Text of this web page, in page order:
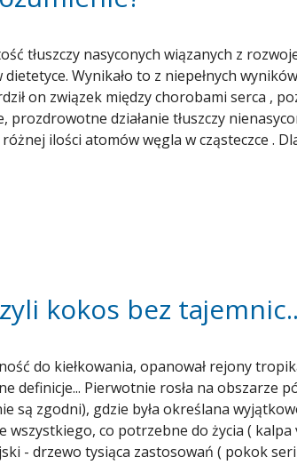
tłuszczy nasyconych wiązanych z
Wynikało to z niepełnych
on związek między chorobami serca ,
prozdrowotne działanie tłuszczy
ilości atomów węgla w cząsteczce .
kokos bez
do kiełkowania, opanował rejony
definicje... Pierwotnie rosła na obszarze
są zgodni), gdzie była określana
co potrzebne do życia ( kalpa
- drzewo tysiąca zastosowań ( pokok